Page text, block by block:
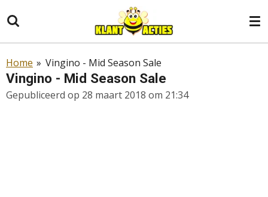
direct
naar
hoofdinhoud
Home » Vingino - Mid Season Sale
Vingino - Mid Season Sale
Gepubliceerd op 28 maart 2018 om 21:34